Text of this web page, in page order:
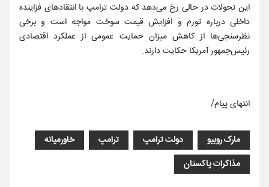
این تحولات در حالی رخ می‌دهد که دولت ترامپ با انتقادهای فزاینده
داخلی درباره تورم و افزایش قیمت سوخت مواجه است و برخی
نظرسنجی‌ها از کاهش میزان حمایت عمومی از عملکرد اقتصادی
رئیس‌جمهور آمریکا حکایت دارند.
انتهای پیام/
مارک روبیو دولت ترامپ ترامپ
خاورمیانه
مذاکرات پاکستان